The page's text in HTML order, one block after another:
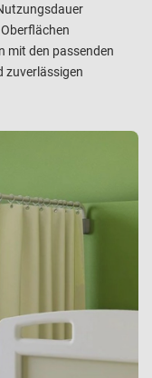
mit den passenden
zuverlässigen